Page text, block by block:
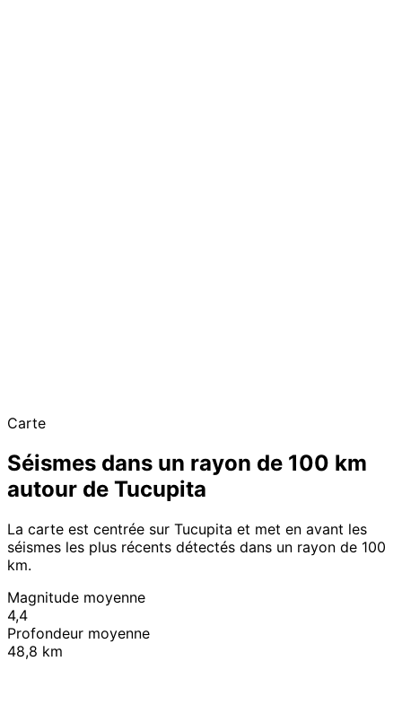
Carte
Séismes dans un rayon de 100 km
autour de Tucupita
La carte est centrée sur Tucupita et met en avant les
séismes les plus récents détectés dans un rayon de 100
km.
Magnitude moyenne
4,4
Profondeur moyenne
48,8 km